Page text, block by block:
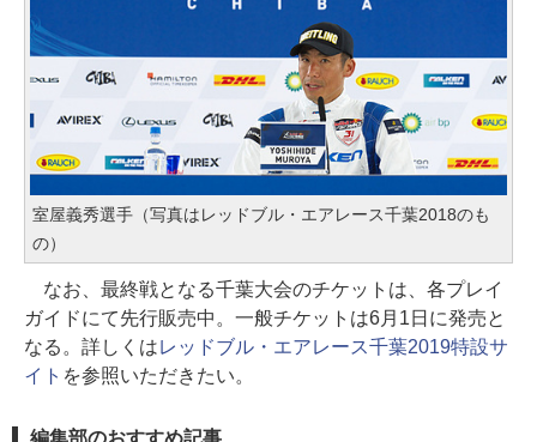
室屋義秀選手（写真はレッドブル・エアレース千葉2018のも
の）
なお、最終戦となる千葉大会のチケットは、各プレイ
ガイドにて先行販売中。一般チケットは6月1日に発売と
なる。詳しくはレッドブル・エアレース千葉2019特設サ
イト を参照いただきたい。
編集部のおすすめ記事